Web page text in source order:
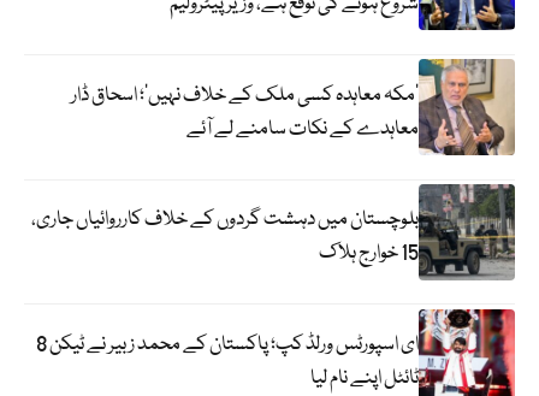
‘مکہ معاہدہ کسی ملک کے خلاف نہیں’؛ اسحاق ڈار
معاہدے کے نکات سامنے لے آئے
بلوچستان میں دہشت گردوں کے خلاف کارروائیاں جاری،
15 خوارج ہلاک
ای اسپورٹس ورلڈ کپ؛ پاکستان کے محمد زبیر نے ٹیکن 8
ٹائٹل اپنے نام لیا